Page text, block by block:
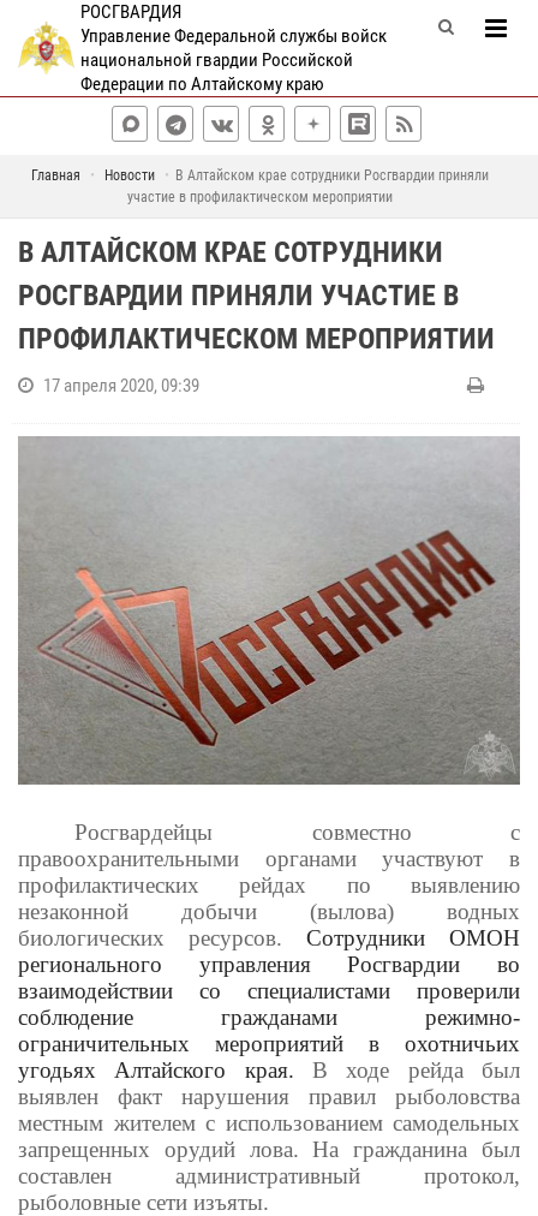
РОСГВАРДИЯ
Управление Федеральной службы войск
национальной гвардии Российской
Федерации по Алтайскому краю
Главная Новости
В Алтайском крае сотрудники Росгвардии приняли
участие в профилактическом мероприятии
В АЛТАЙСКОМ КРАЕ СОТРУДНИКИ
РОСГВАРДИИ ПРИНЯЛИ УЧАСТИЕ В
ПРОФИЛАКТИЧЕСКОМ МЕРОПРИЯТИИ
17 апреля 2020, 09:39
Росгвардейцы совместно с
правоохранительными органами участвуют в
профилактических рейдах по выявлению
незаконной добычи (вылова) водных
биологических ресурсов. Сотрудники ОМОН
регионального управления Росгвардии во
взаимодействии со специалистами проверили
соблюдение гражданами режимно-
ограничительных мероприятий в охотничьих
угодьях Алтайского края. В ходе рейда был
выявлен факт нарушения правил рыболовства
местным жителем с использованием самодельных
запрещенных орудий лова. На гражданина был
составлен административный протокол,
рыболовные сети изъяты.